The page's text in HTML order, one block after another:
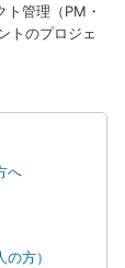
管理（PM・
トのプロジェ
へ
方）